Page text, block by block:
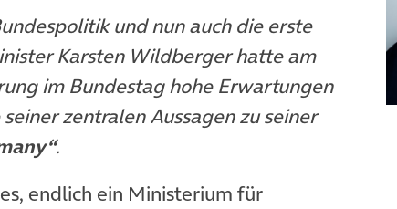
und nun auch die erste
Karsten Wildberger hatte am
im Bundestag hohe Erwartungen
zentralen Aussagen zu seiner
.
endlich ein Ministerium für